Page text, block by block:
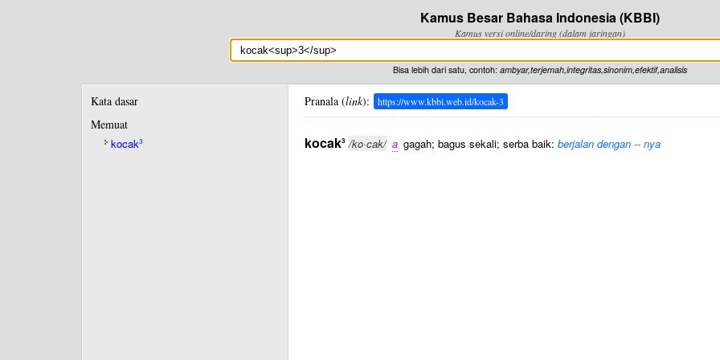
Kamus Besar Bahasa Indonesia (KBBI)
Kamus versi online/daring (dalam jaringan)
Bisa lebih dari satu, contoh: ambyar,terjemah,integritas,sinonim,efektif,analisis
Kata dasar
Memuat
kocak3
Pranala (link): https://www.kbbi.web.id/kocak-3
kocak3 /ko·cak/ a gagah; bagus sekali; serba baik: berjalan dengan -- nya